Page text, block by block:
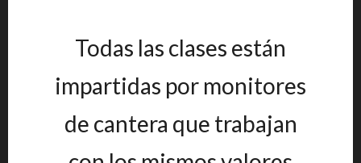
Todas las clases están
impartidas por monitores
de cantera que trabajan